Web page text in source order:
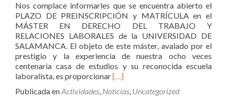
Nos complace informarles que se encuentra abierto el
PLAZO DE PREINSCRIPCIÓN y MATRÍCULA en el
MÁSTER EN DERECHO DEL TRABAJO Y
RELACIONES LABORALES de la UNIVERSIDAD DE
SALAMANCA. El objeto de este máster, avalado por el
prestigio y la experiencia de nuestra ocho veces
centenaria casa de estudios y su reconocida escuela
laboralista, es proporcionarLeer
DE
[…]
Publicada enActividades, Noticias, Uncategorized